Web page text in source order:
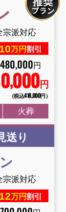
宗派対応
10万円割引
480,000円
,000円
（税込418,000円）
火葬
送り
宗派対応
12万円割引